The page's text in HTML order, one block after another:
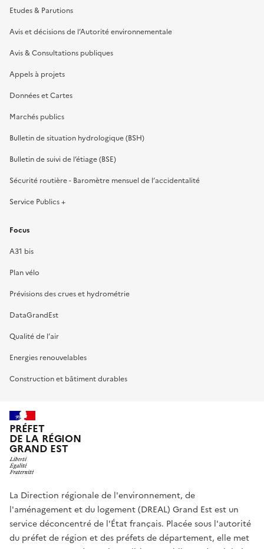
Etudes & Parutions
Avis et décisions de l’Autorité environnementale
Avis & Consultations publiques
Appels à projets
Données et Cartes
Marchés publics
Bulletin de situation hydrologique (BSH)
Bulletin de suivi de l’étiage (BSE)
Sécurité routière - Baromètre mensuel de l’accidentalité
Service Publics +
Focus
A31 bis
Plan vélo
Prévisions des crues et hydrométrie
DataGrandEst
Qualité de l’air
Energies renouvelables
Construction et bâtiment durables
PRÉFET
DE LA RÉGION
GRAND EST
La Direction régionale de l'environnement, de
l'aménagement et du logement (DREAL) Grand Est est un
service déconcentré de l'État français. Placée sous l'autorité
du préfet de région et des préfets de département, elle met